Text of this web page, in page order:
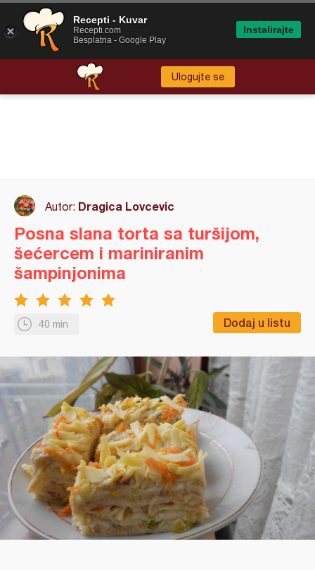
Ulogujte se
Autor: Dragica Lovcevic
40 min Dodaj u listu
Posna slana torta sa turšijom,
šećercem i mariniranim
šampinjonima
Recepti - Kuvar
Recepti.com
Besplatna - Google Play
Instalirajte